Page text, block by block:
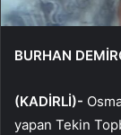
BURHAN
(KADİRLİ)-
yapan Tekin